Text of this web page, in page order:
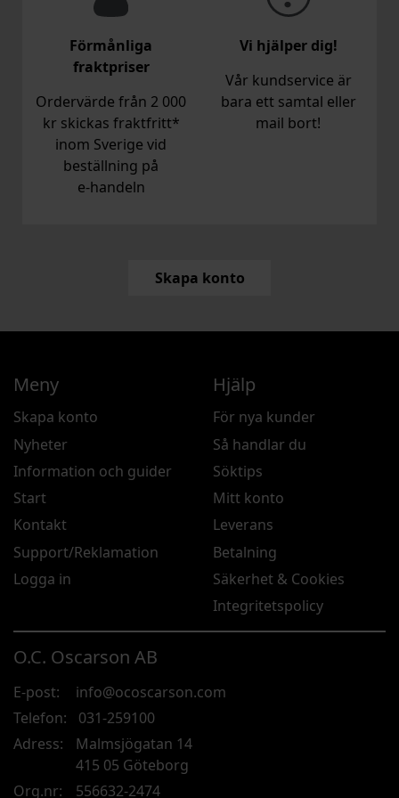
Förmånliga
fraktpriser
Ordervärde från 2 000
kr skickas fraktfritt*
inom Sverige vid
beställning på
e‑handeln
Vi hjälper dig!
Vår kundservice är
bara ett samtal eller
mail bort!
Skapa konto
O.C. Oscarson AB
E-post:
info@ocoscarson.com
Telefon:
031-259100
Adress:
Malmsjögatan 14
415 05 Göteborg
Org.nr:
556632-2474
Meny
Skapa konto
Nyheter
Information och guider
Start
Kontakt
Support/Reklamation
Logga in
Hjälp
För nya kunder
Så handlar du
Söktips
Mitt konto
Leverans
Betalning
Säkerhet & Cookies
Integritetspolicy